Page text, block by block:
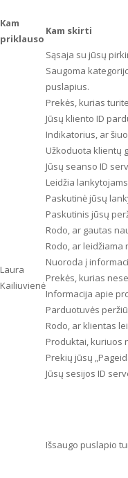
Kam
priklauso
Kam skirti
Laura
Kailiuvienė
Sąsaja su jūsų
Saugoma
puslapius.
Prekės, kurias
Jūsų kliento ID
Indikatorius, ar
Užkoduota klientų
Jūsų seanso ID
Leidžia
Paskutinė jūsų
Paskutinis jūsų
Rodo, ar gautas
Rodo, ar leidžiama
Nuoroda į
Prekės, kurias
Informacija apie
Parduotuvės
Rodo, ar klientas
Produktai, kuriuos
Prekių jūsų
Jūsų sesijos ID
Išsaugo puslapio